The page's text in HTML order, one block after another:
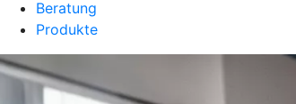
Beratung
Produkte